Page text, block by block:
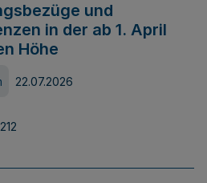
und
in der ab 1. April
Höhe
22.07.2026
212